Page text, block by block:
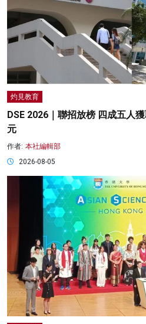
灼見教育
DSE 2026｜聯招放榜 四成五人
元
作者: 本社編輯部
2026-08-05